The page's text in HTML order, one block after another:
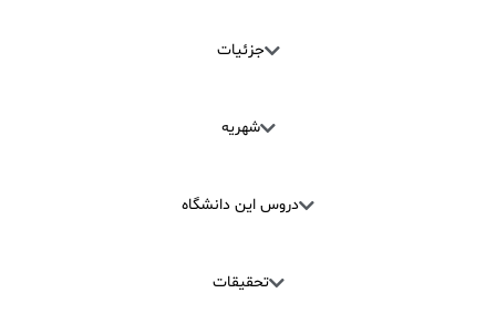
جزئیات
شهریه
دروس این دانشگاه
تحقیقات